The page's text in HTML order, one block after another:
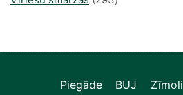
Piegāde BUJ Zīmoli